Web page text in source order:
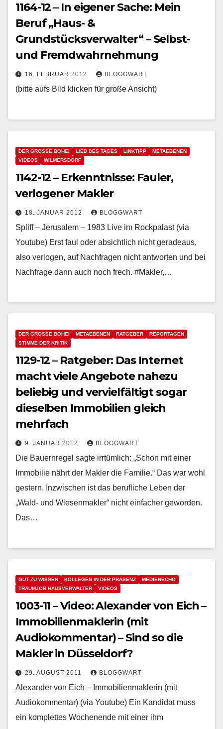
1164-12 – In eigener Sache: Mein
Beruf „Haus- &
Grundstücksverwalter“ – Selbst-
und Fremdwahrnehmung
16. FEBRUAR 2012 BLOGGWART
(bitte aufs Bild klicken für große Ansicht)
DER GROSSE BOHEI LIED DES TAGES LINKTIPP
METAEBENEN
VIDEOS
WILMERSDORF
1142-12 – Erkenntnisse: Fauler,
verlogener Makler
18. JANUAR 2012 BLOGGWART
Spliff – Jerusalem – 1983 Live im Rockpalast (via
Youtube) Erst faul oder absichtlich nicht geradeaus,
also verlogen, auf Nachfragen nicht antworten und bei
Nachfrage dann auch noch frech. #Makler,…
DER GROSSE BOHEI METAEBENEN RATGEBER
REPORTAGEN
STIMME DER KRITIK
1129-12 – Ratgeber: Das Internet
macht viele Angebote nahezu
beliebig und vervielfältigt sogar
dieselben Immobilien gleich
mehrfach
9. JANUAR 2012 BLOGGWART
Die Bauernregel sagte irrtümlich: „Schon mit einer
Immobilie nährt der Makler die Familie.“ Das war wohl
gestern. Inzwischen ist das berufliche Leben der
„Wald- und Wiesenmakler“ nicht einfacher geworden.
Das…
GUT ZU WISSEN KOLLEGEN IN DER PRÄSENZ
MEDIENECHO
TRAUMJOB HAUSVERWALTER
VIDEOS
1003-11 – Video: Alexander von Eich –
Immobilienmaklerin (mit
Audiokommentar) – Sind so die
Makler in Düsseldorf?
29. AUGUST 2011 BLOGGWART
Alexander von Eich – Immobilienmaklerin (mit
Audiokommentar) (via Youtube) Ein Kandidat muss
ein komplettes Wochenende mit einer ihm